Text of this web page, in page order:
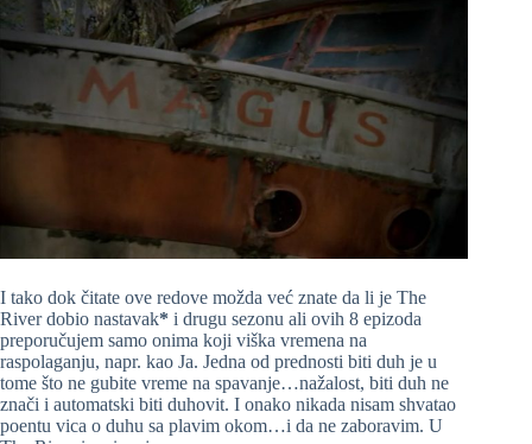
I tako dok čitate ove redove možda već znate da li je The
River dobio nastavak* i drugu sezonu ali ovih 8 epizoda
preporučujem samo onima koji viška vremena na
raspolaganju, napr. kao Ja. Jedna od prednosti biti duh je u
tome što ne gubite vreme na spavanje…nažalost, biti duh ne
znači i automatski biti duhovit. I onako nikada nisam shvatao
poentu vica o duhu sa plavim okom…i da ne zaboravim. U